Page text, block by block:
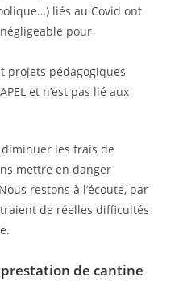
liés au Covid ont
pour
projets pédagogiques
et n’est pas lié aux
les frais de
mettre en danger
restons à l’écoute, par
de réelles difficultés
de cantine